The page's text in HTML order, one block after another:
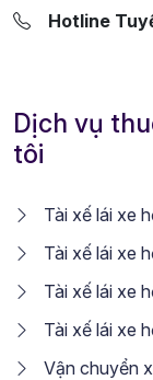
Hotline
Dịch vụ
tôi
Tài xế lái xe
Tài xế lái xe
Tài xế lái xe
Tài xế lái xe
Vận chuyển